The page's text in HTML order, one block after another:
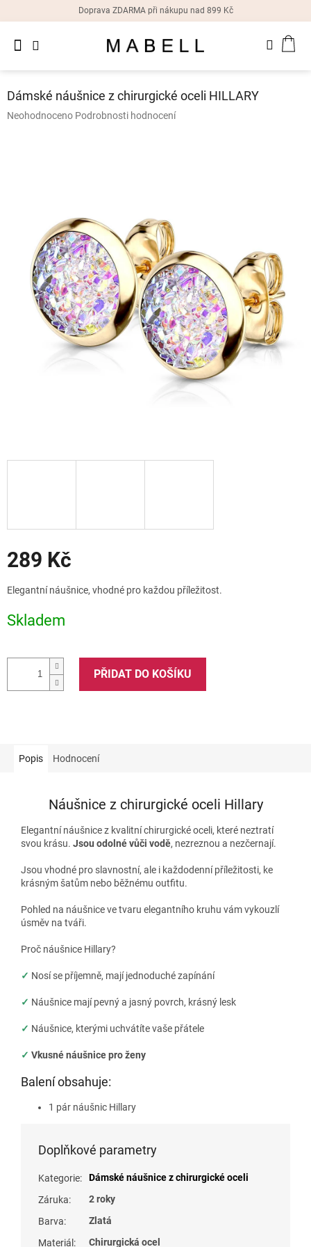
Doprava ZDARMA při nákupu nad 899 Kč
Dámské
náušnice
Dámske
hodinky
Doplňky
Dámské náušnice z chirurgické oceli HILLARY
Průměrné
Neohodnoceno Podrobnosti hodnocení
289 Kč
cena:
Elegantní náušnice, vhodné pro každou příležitost.
Skladem
PŘIDAT DO KOŠÍKU
Popis Hodnocení
Náušnice z chirurgické oceli Hillary
Elegantní náušnice z kvalitní chirurgické oceli, které neztratí
svou krásu. Jsou odolné vůči vodě, nezreznou a nezčernají.
Jsou vhodné pro slavnostní, ale i každodenní příležitosti, ke
krásným šatům nebo běžnému outfitu.
Pohled na náušnice ve tvaru elegantního kruhu vám vykouzlí
úsměv na tváři.
Proč náušnice Hillary?
✓ Nosí se příjemně, mají jednoduché zapínání
✓ Náušnice mají pevný a jasný povrch, krásný lesk
✓ Náušnice, kterými uchvátíte vaše přátele
✓ Vkusné náušnice pro ženy
Balení obsahuje:
1 pár náušnic Hillary
Doplňkové parametry
Kategorie:
Dámské náušnice z chirurgické oceli
Záruka:
2 roky
Barva:
Zlatá
Materiál : Chirurgická ocel